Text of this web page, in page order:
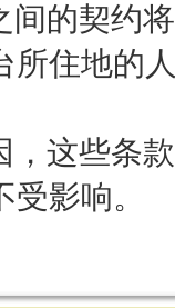
的契约将
所住地的
这些条款
影响。